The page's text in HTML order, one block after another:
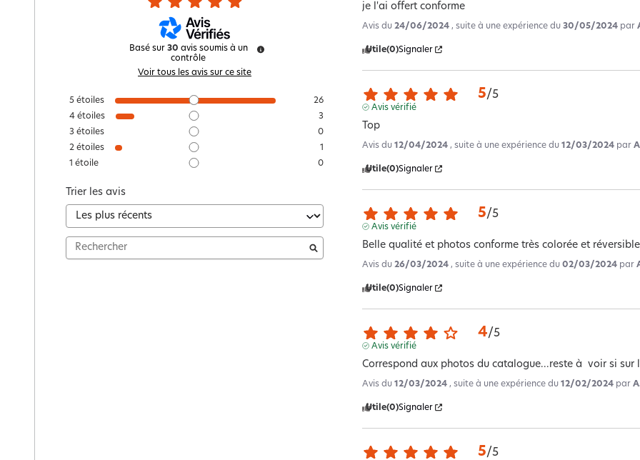
Basé sur 30 avis soumis à un
contrôle
Voir tous les avis sur ce site
5 étoiles
26
4 étoiles
3
3 étoiles
0
2 étoiles
1
1 étoile 0
Trier les avis
je l'ai offert conforme
Avis du24/06/2024 , suite à une expérience du30/05/2024 par
Utile(0)Signaler
5/5
Avis vérifié
Top
Avis du12/04/2024 , suite à une expérience du12/03/2024 par
Utile(0)Signaler
5/5
Avis vérifié
Belle qualité et photos conforme très colorée et réversible
Avis du26/03/2024 , suite à une expérience du02/03/2024 par
Utile(0)Signaler
4/5
Avis vérifié
Correspond aux photos du catalogue...reste à  voir si sur
Avis du12/03/2024 , suite à une expérience du12/02/2024 par
Utile(0)Signaler
5/5